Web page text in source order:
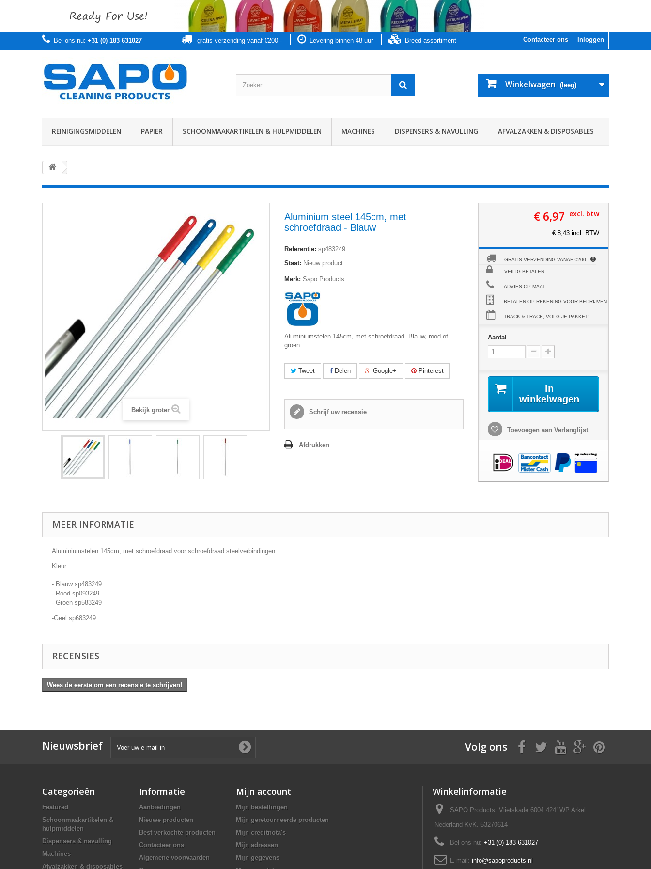
Inloggen
Contacteer ons
Bel ons nu: +31 (0) 183 631027 Breed assortiment
Levering binnen 48 uur
gratis verzending vanaf €200,-
Winkelwagen (leeg)
REINIGINGSMIDDELEN PAPIER SCHOONMAAKARTIKELEN & HULPMIDDELEN MACHINES DISPENSERS & NAVULLING AFVALZAKKEN & DISPOSABLES
Bekijk groter
Aluminium steel 145cm, met
schroefdraad - Blauw
Referentie: sp483249
Staat: Nieuw product
Merk: Sapo Products
Aluminiumstelen 145cm, met schroefdraad. Blauw, rood of
groen.
Tweet Delen Google+ Pinterest
Schrijf uw recensie
Afdrukken
€ 6,97 excl. btw
€ 8,43 incl. BTW
GRATIS VERZENDING VANAF €200,-
VEILIG BETALEN
ADVIES OP MAAT
BETALEN OP REKENING VOOR BEDRIJVEN
TRACK & TRACE, VOLG JE PAKKET!
Aantal
In
winkelwagen
Toevoegen aan Verlanglijst
MEER INFORMATIE
Aluminiumstelen 145cm, met schroefdraad voor schroefdraad steelverbindingen.
Kleur:
- Blauw sp483249
- Rood sp093249
- Groen sp583249
-Geel sp683249
RECENSIES
Wees de eerste om een recensie te schrijven!
Nieuwsbrief Volg ons
Categorieën
Featured
Schoonmaakartikelen &
hulpmiddelen
Dispensers & navulling
Machines
Afvalzakken & disposables
Informatie
Aanbiedingen
Nieuwe producten
Best verkochte producten
Contacteer ons
Algemene voorwaarden
Mijn account
Mijn bestellingen
Mijn geretourneerde producten
Mijn creditnota's
Mijn adressen
Mijn gegevens
Winkelinformatie
SAPO Products, Vlietskade 6004 4241WP Arkel
Nederland KvK. 53270614
Bel ons nu: +31 (0) 183 631027
E-mail: info@sapoproducts.nl